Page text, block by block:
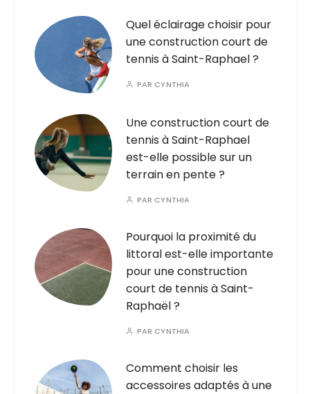
Quel éclairage choisir pour
une construction court de
tennis à Saint-Raphael ?
PAR CYNTHIA
Une construction court de
tennis à Saint-Raphael
est-elle possible sur un
terrain en pente ?
PAR CYNTHIA
Pourquoi la proximité du
littoral est-elle importante
pour une construction
court de tennis à Saint-
Raphaël ?
PAR CYNTHIA
Comment choisir les
accessoires adaptés à une